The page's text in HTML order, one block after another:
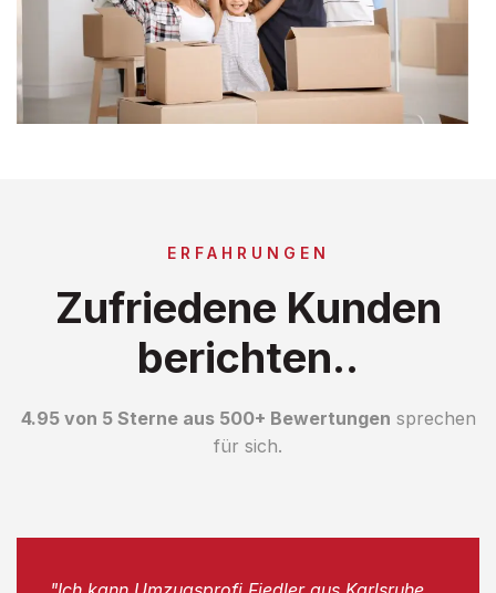
ERFAHRUNGEN
Zufriedene Kunden
berichten..
4.95 von 5 Sterne aus 500+ Bewertungen sprechen
für sich.